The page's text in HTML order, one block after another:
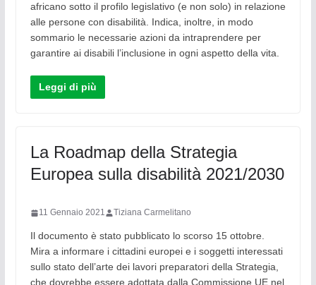
africano sotto il profilo legislativo (e non solo) in relazione
alle persone con disabilità. Indica, inoltre, in modo
sommario le necessarie azioni da intraprendere per
garantire ai disabili l’inclusione in ogni aspetto della vita.
Leggi di più
La Roadmap della Strategia
Europea sulla disabilità 2021/2030
11 Gennaio 2021 Tiziana Carmelitano
Il documento è stato pubblicato lo scorso 15 ottobre.
Mira a informare i cittadini europei e i soggetti interessati
sullo stato dell’arte dei lavori preparatori della Strategia,
che dovrebbe essere adottata dalla Commissione UE nel